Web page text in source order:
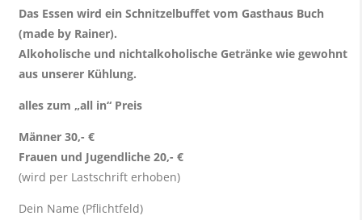
Das Essen wird ein Schnitzelbuffet vom Gasthaus Buch
(made by Rainer).
Alkoholische und nichtalkoholische Getränke wie gewohnt
aus unserer Kühlung.
alles zum „all in“ Preis
Männer 30,- €
Frauen und Jugendliche 20,- €
(wird per Lastschrift erhoben)
Dein Name (Pflichtfeld)